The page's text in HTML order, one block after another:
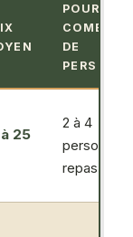
POUR
COMBIEN
DE
25
2 à 4
personnes,
repas